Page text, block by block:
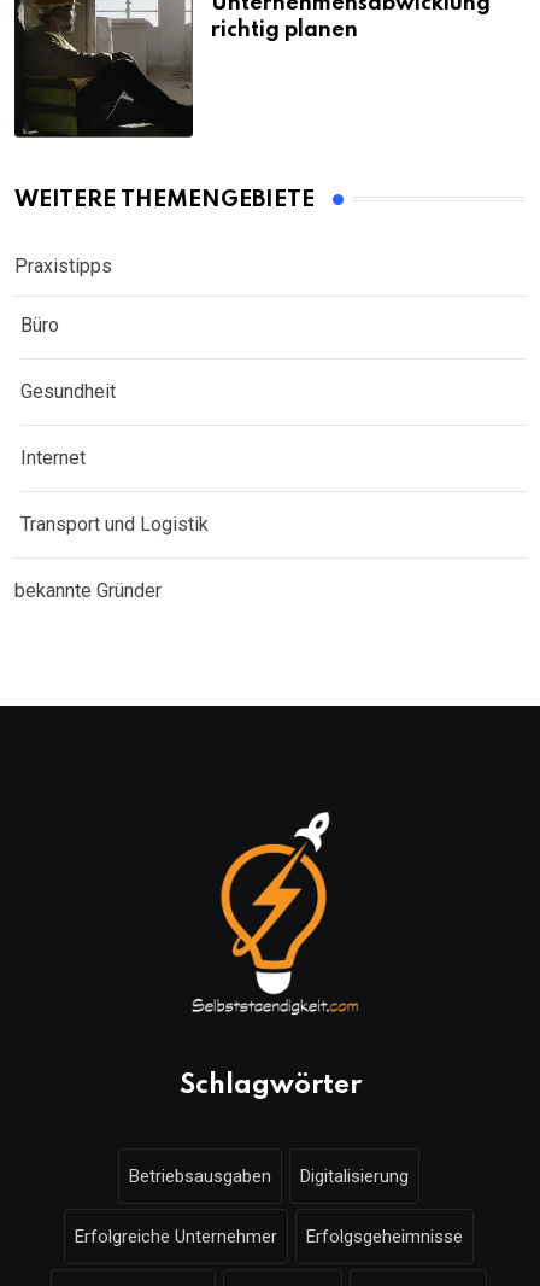
richtig planen
WEITERE THEMENGEBIETE
Praxistipps
Büro
Gesundheit
Internet
Transport und Logistik
bekannte Gründer
Schlagwörter
Betriebsausgaben Digitalisierung
Erfolgreiche Unternehmer Erfolgsgeheimnisse